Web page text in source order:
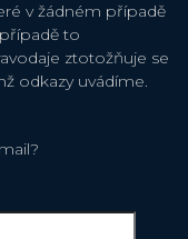
v žádném případě
to
ztotožňuje se
odkazy uvádíme.